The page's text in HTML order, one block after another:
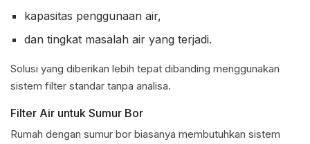
kapasitas penggunaan air,
dan tingkat masalah air yang terjadi.
Solusi yang diberikan lebih tepat dibanding menggunakan
sistem filter standar tanpa analisa.
Filter Air untuk Sumur Bor
Rumah dengan sumur bor biasanya membutuhkan sistem